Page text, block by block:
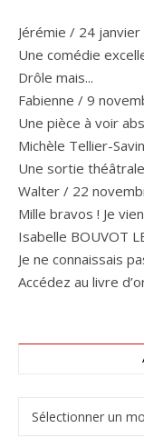
Jérémie / 24
Une comédie
Drôle mais...
Fabienne / 9
Une pièce à voir
Michèle Tellier-
Une sortie
Walter / 22
Mille bravos ! Je
Isabelle BOUVOT
Je ne connaissais
Accédez au livre